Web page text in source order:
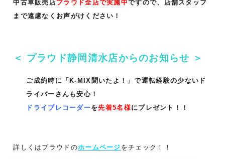
中古車販売店プラウド全店で実施中ですので、店舗スタッフ
まで遠慮なくお声がけください！
＜ プラウド静岡清水店からのお知らせ ＞
ご成約時に「K-MIX聞いたよ！」で運転経験の少ないド
ライバーさんも安心！
ドライブレコーダーを先着5名様にプレゼント！！
詳しくはプラウドのホームページ をチェック！！